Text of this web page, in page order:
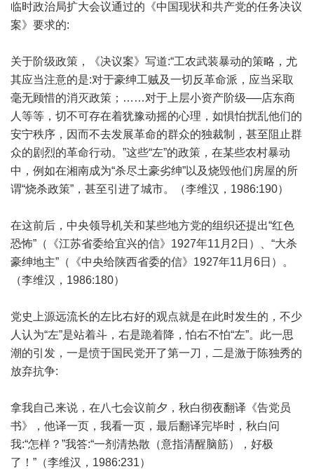
临时政治局扩大会议通过的《中国现状和共产党的任务决议
案》要求的:
关于阶级政策，《决议案》写道:“工农武装暴动的策略，尤
其应当注意的是:对于豪绅工贼及一切反革命派，应当采取
毫无顾惜的消灭政策；……对于上层小资产阶级──店东商
人等等，切不可存在着犹豫动摇的心理，如惧怕扰乱他们的
安宁秩序，因而不去发展革命的群众的独裁制，甚至阻止群
众的剧烈的革命行动。”这些“左”的政策，在某些农村暴动
中，例如在湘南成为“杀尽土豪劣绅”以及烧毁他们房屋的所
谓“烧杀政策”，甚至引进了城市。（李维汉，1986:190）
在这前后，中央领导机关和某些地方党的组织还提出“红色
恐怖”（《江苏省委给宜兴的信》1927年11月2日）、“大杀
豪绅地主”（《中央给陕西省委的信》1927年11月6日）。
（李维汉，1986:180）
党史上源远流长的左比右好的观点就是在此时发生的，不少
人认为“左”是站着斗，右是跪着降，怕右不怕“左”。此一思
潮的引发，一是愤于国民党开了第一刀，二是激于陈独秀的
放弃抗争:
拿我自己来说，在八七会议前夕，秋白彻夜翻译《告党员
书》，他译一页，我看一页，最后翻译完毕时，秋白问
我:“怎样？”我答:“一剂清热散（意指清醒脑筋），好极
了！”（李维汉，1986:231）